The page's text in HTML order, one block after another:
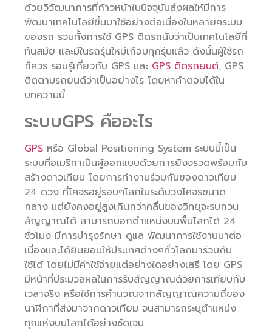
ด้วยวิวัฒนาการที่ก้าวหน้าในปัจจุบันส่งผลให้มีการ
พัฒนาเทคโนโลยีขึ้นมาใช้อย่างต่อเนื่องในหลายๆระบบ
ของรถ รวมทั้งการใช้ GPS ติดรถนับว่าเป็นเทคโนโลยีที่
ทันสมัย และมีในรถรุ่นใหม่เกือบทุกรุ่นแล้ว ดังนั้นผู้ใช้รถ
ก็ควร รอบรู้เกี่ยวกับ GPS และ GPS ติดรถยนต์, GPS
ติดตามรถยนต์ว่าเป็นอย่างไร โดยหาคำตอบได้ใน
บทความนี้
ระบบGPS คืออะไร
GPS หรือ Global Positioning System ระบบนี้เป็น
ระบบที่อเมริกาเป็นผู้ออกแบบด้วยการยิงจรวดพร้อมกับ
สร้างดาวเทียม โดยการทำงานร่วมกันของดาวเทียม
24 ดวง ที่โคจรอยู่รอบๆโลกในระดับวงโคจรขนาด
กลาง แต่ยังคงอยู่สูงเกินกว่าคลื่นของวิทยุจะรบกวน
สัญญาณได้ สามารถบอกตำแหน่งบนพื้นโลกได้ 24
ชั่วโมง มีการบำรุงรักษา ดูแล พัฒนาการใช้งานมาต่อ
เนื่องและได้ยินยอมให้ประเทศต่างๆทั่วโลกมาร่วมกัน
ใช้ได้ โดยไม่มีค่าใช้จ่ายแต่อย่างใดอย่างเสรี โดย GPS
มีหน้าที่ประมวลผลในการรับสัญญาณด้วยการเทียบกับ
เวลาจริง หรือใช้การคำนวณจากสัญญาณความถี่ของ
นาฬิกาที่ส่งมาจากดาวเทียม จนสามารถระบุตำแหน่ง
ทุกแห่งบนโลกได้อย่างชัดเจน